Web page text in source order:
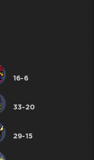
16-6
33-20
29-15